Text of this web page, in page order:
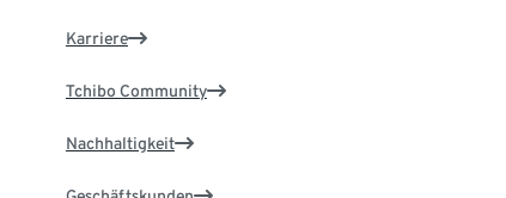
Karriere
Tchibo Community
Nachhaltigkeit